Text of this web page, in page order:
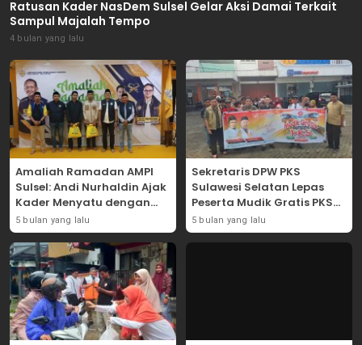
Ratusan Kader NasDem Sulsel Gelar Aksi Damai Terkait
Sampul Majalah Tempo
4 bulan yang lalu
Amaliah Ramadan AMPI
Sulsel: Andi Nurhaldin Ajak
Kader Menyatu dengan
Kaum Dhuafa
5 bulan yang lalu
Sekretaris DPW PKS
Sulawesi Selatan Lepas
Peserta Mudik Gratis PKS
2026
5 bulan yang lalu